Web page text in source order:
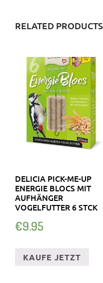
RELATED PRODUCTS
DELICIA PICK-ME-UP
ENERGIE BLOCS MIT
AUFHÄNGER
VOGELFUTTER 6 STCK
€9.95
KAUFE JETZT